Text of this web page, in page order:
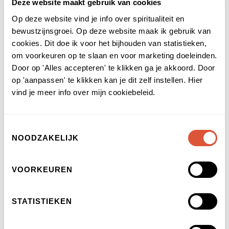
Deze website maakt gebruik van cookies
Op deze website vind je info over spiritualiteit en
bewustzijnsgroei. Op deze website maak ik gebruik van
cookies. Dit doe ik voor het bijhouden van statistieken,
om voorkeuren op te slaan en voor marketing doeleinden.
Door op 'Alles accepteren' te klikken ga je akkoord. Door
op 'aanpassen' te klikken kan je dit zelf instellen. Hier
vind je meer info over mijn cookiebeleid.
NOODZAKELIJK
VOORKEUREN
STATISTIEKEN
je wel word ik weer verdrietig als mijn baas
boos wordt en schreeuwt. Neem het waar
en laat vervolgens weer los, vind er niets
van en maak er geen verhalen van.
Kortom leer observeren.
Oordeel loslaten: Non-dualiteit moedigt
ons aan om ons oordeel los te laten en
creëren voor dieper begrip, liefde en
Verbinding maken met de natuur: De
non-dualiteit, omdat het ons kan helpen